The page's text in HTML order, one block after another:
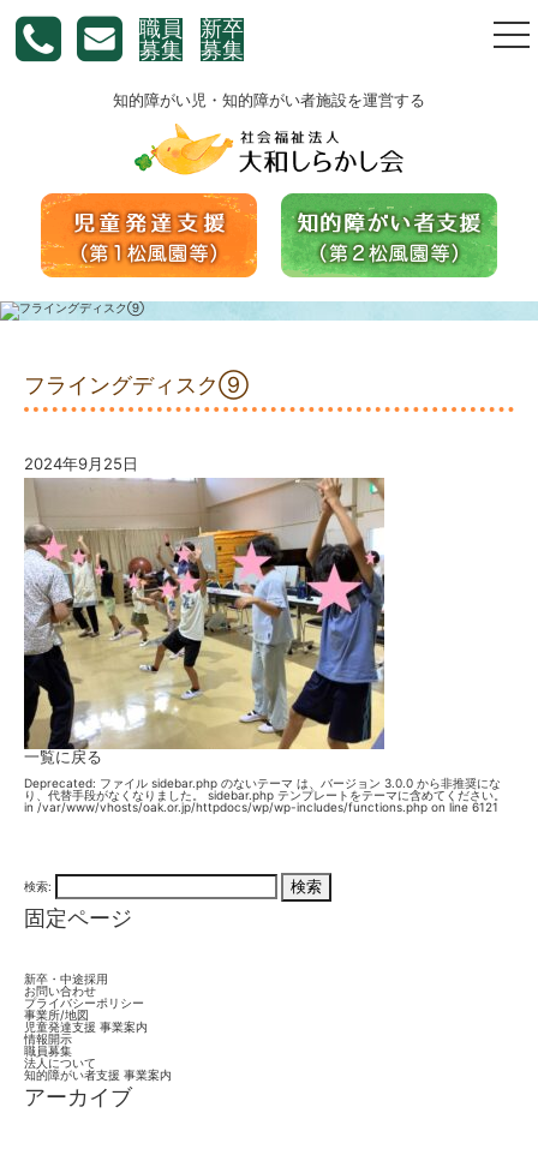
職員
募集
新卒
募集
知的障がい児・知的障がい者施設を運営する
フライングディスク⑨
2024年9月25日
一覧に戻る
Deprecated: ファイル sidebar.php のないテーマ は、バージョン 3.0.0 から非推奨にな
り、代替手段がなくなりました。 sidebar.php テンプレートをテーマに含めてください。
in /var/www/vhosts/oak.or.jp/httpdocs/wp/wp-includes/functions.php on line 6121
検索:
固定ページ
新卒・中途採用
お問い合わせ
プライバシーポリシー
事業所/地図
児童発達支援 事業案内
情報開示
職員募集
法人について
知的障がい者支援 事業案内
アーカイブ